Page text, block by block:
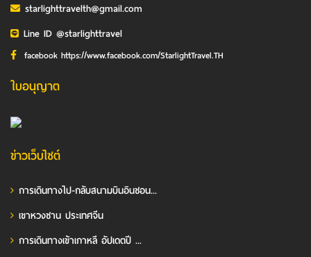
starlighttravelth@gmail.com
Line ID @starlighttravel
facebook https://www.facebook.com/StarlightTravel.TH
ใบอนุญาต
ข่าวเว็บไซต์
การเดินทางไป-กลับสนามบินอินชอน...
เขาหวงซาน ประเทศจีน
การเดินทางเข้าเกาหลี อัปเดตปี ...